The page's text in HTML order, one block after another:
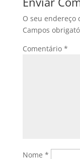
O seu endereço
Campos
Comentário *
Nome *